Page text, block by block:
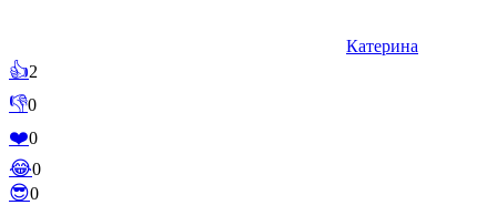
Катерина
👍2
👎0
❤️0
😂0
😎0